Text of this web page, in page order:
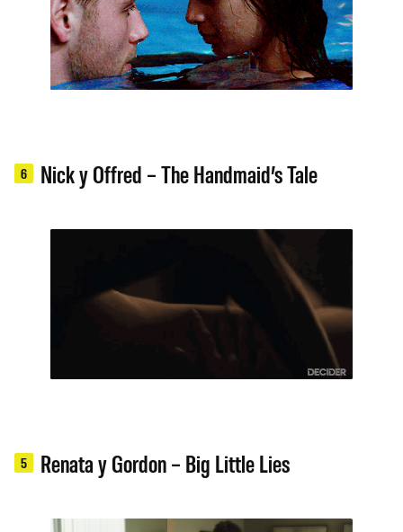
6 Nick y Offred – The Handmaid’s Tale
5 Renata y Gordon – Big Little Lies